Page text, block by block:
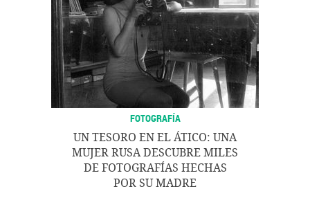
FOTOGRAFÍA
UN TESORO EN EL ÁTICO: UNA
MUJER RUSA DESCUBRE MILES
DE FOTOGRAFÍAS HECHAS
POR SU MADRE